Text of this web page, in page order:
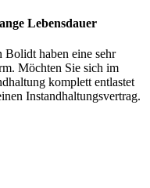
Lebensdauer
haben eine sehr
Möchten Sie sich im
komplett entlastet
Instandhaltungsvertrag.